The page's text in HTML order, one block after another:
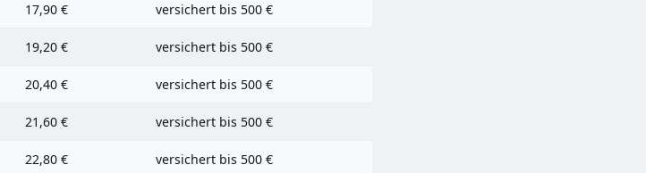
17,90 € versichert bis 500 €
19,20 € versichert bis 500 €
20,40 € versichert bis 500 €
21,60 € versichert bis 500 €
22,80 € versichert bis 500 €